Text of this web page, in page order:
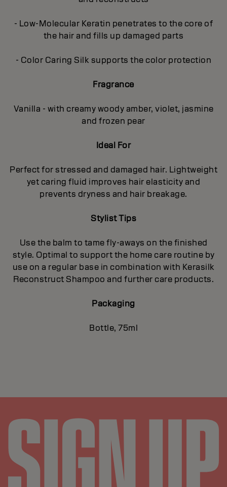
- Low-Molecular Keratin penetrates to the core of
the hair and fills up damaged parts
- Color Caring Silk supports the color protection
Fragrance
Vanilla - with creamy woody amber, violet, jasmine
and frozen pear
Ideal For
Perfect for stressed and damaged hair. Lightweight
yet caring fluid improves hair elasticity and
prevents dryness and hair breakage.
Stylist Tips
Use the balm to tame fly-aways on the finished
style. Optimal to support the home care routine by
use on a regular base in combination with Kerasilk
Reconstruct Shampoo and further care products.
Packaging
Bottle, 75ml